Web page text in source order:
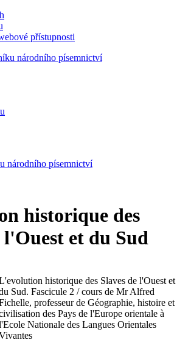
přístupnosti
národního písemnictví
historique des
l'Ouest et du Sud
historique des Slaves de l'Ouest et
Sud. Fascicule 2 / cours de Mr Alfred
professeur de Géographie, histoire et
des Pays de l'Europe orientale à
Nationale des Langues Orientales